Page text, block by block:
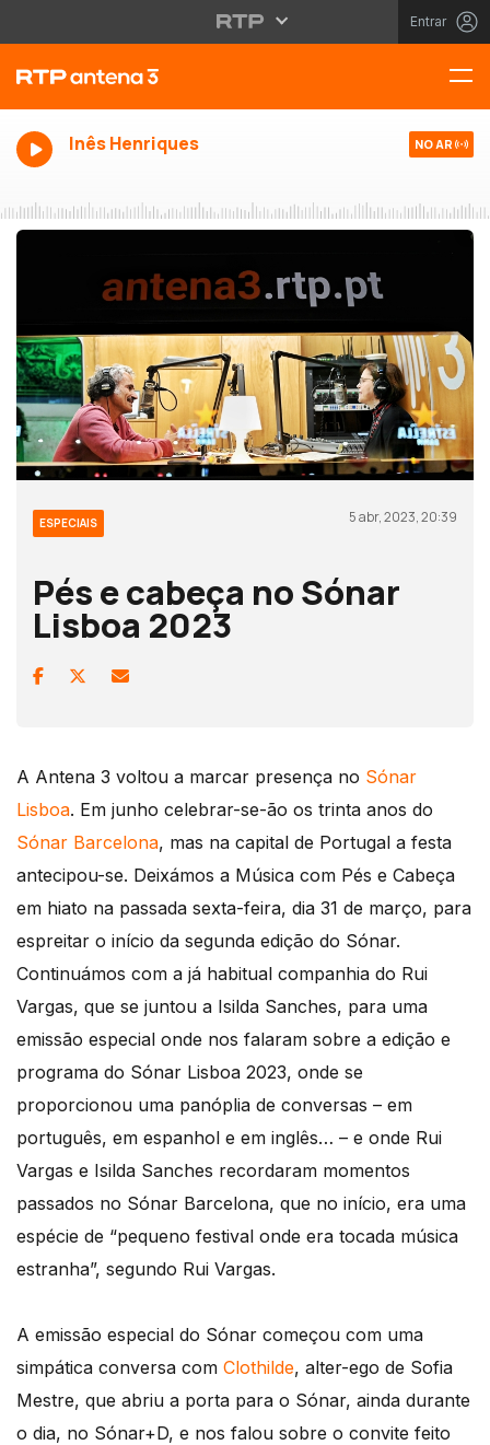
Entrar
Inês Henriques NO AR
ESPECIAIS 5 abr, 2023, 20:39
Pés e cabeça no Sónar
Lisboa 2023
A Antena 3 voltou a marcar presença no Sónar
Lisboa. Em junho celebrar-se-ão os trinta anos do
Sónar Barcelona, mas na capital de Portugal a festa
antecipou-se. Deixámos a Música com Pés e Cabeça
em hiato na passada sexta-feira, dia 31 de março, para
espreitar o início da segunda edição do Sónar.
Continuámos com a já habitual companhia do Rui
Vargas, que se juntou a Isilda Sanches, para uma
emissão especial onde nos falaram sobre a edição e
programa do Sónar Lisboa 2023, onde se
proporcionou uma panóplia de conversas – em
português, em espanhol e em inglês… – e onde Rui
Vargas e Isilda Sanches recordaram momentos
passados no Sónar Barcelona, que no início, era uma
espécie de “pequeno festival onde era tocada música
estranha”, segundo Rui Vargas.
A emissão especial do Sónar começou com uma
simpática conversa com Clothilde, alter-ego de Sofia
Mestre, que abriu a porta para o Sónar, ainda durante
o dia, no Sónar+D, e nos falou sobre o convite feito